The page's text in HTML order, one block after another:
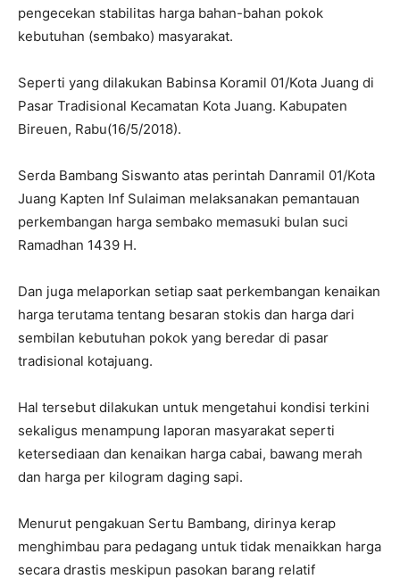
pengecekan stabilitas harga bahan-bahan pokok
kebutuhan (sembako) masyarakat.
Seperti yang dilakukan Babinsa Koramil 01/Kota Juang di
Pasar Tradisional Kecamatan Kota Juang. Kabupaten
Bireuen, Rabu(16/5/2018).
Serda Bambang Siswanto atas perintah Danramil 01/Kota
Juang Kapten Inf Sulaiman melaksanakan pemantauan
perkembangan harga sembako memasuki bulan suci
Ramadhan 1439 H.
Dan juga melaporkan setiap saat perkembangan kenaikan
harga terutama tentang besaran stokis dan harga dari
sembilan kebutuhan pokok yang beredar di pasar
tradisional kotajuang.
Hal tersebut dilakukan untuk mengetahui kondisi terkini
sekaligus menampung laporan masyarakat seperti
ketersediaan dan kenaikan harga cabai, bawang merah
dan harga per kilogram daging sapi.
Menurut pengakuan Sertu Bambang, dirinya kerap
menghimbau para pedagang untuk tidak menaikkan harga
secara drastis meskipun pasokan barang relatif